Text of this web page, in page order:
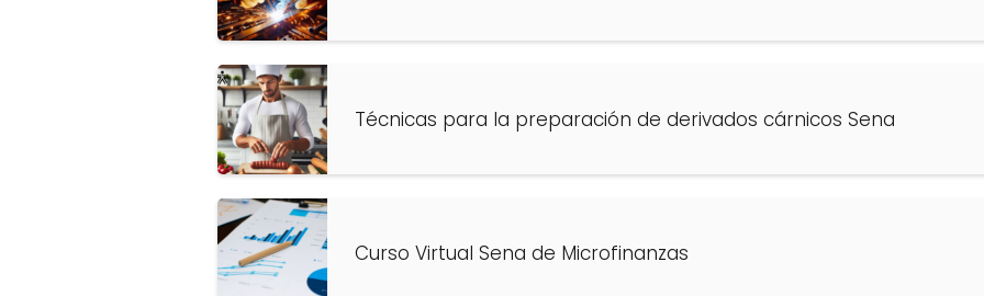
Técnicas para la preparación de derivados cárnicos Sena
Curso Virtual Sena de Microfinanzas